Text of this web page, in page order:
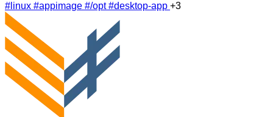
#linux #appimage #/opt#desktop-app +3